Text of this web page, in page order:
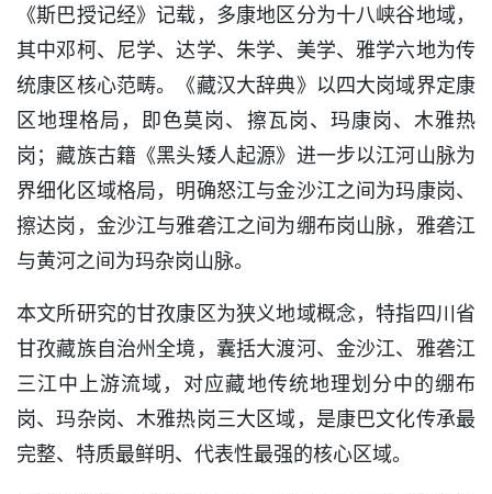
《斯巴授记经》记载，多康地区分为十八峡谷地域，
其中邓柯、尼学、达学、朱学、美学、雅学六地为传
统康区核心范畴。《藏汉大辞典》以四大岗域界定康
区地理格局，即色莫岗、擦瓦岗、玛康岗、木雅热
岗；藏族古籍《黑头矮人起源》进一步以江河山脉为
界细化区域格局，明确怒江与金沙江之间为玛康岗、
擦达岗，金沙江与雅砻江之间为绷布岗山脉，雅砻江
与黄河之间为玛杂岗山脉。
本文所研究的甘孜康区为狭义地域概念，特指四川省
甘孜藏族自治州全境，囊括大渡河、金沙江、雅砻江
三江中上游流域，对应藏地传统地理划分中的绷布
岗、玛杂岗、木雅热岗三大区域，是康巴文化传承最
完整、特质最鲜明、代表性最强的核心区域。